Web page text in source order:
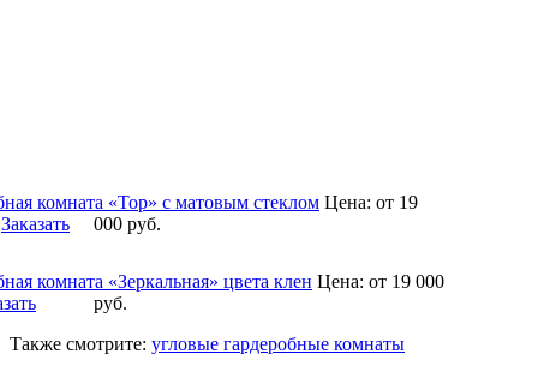
комната «Тор» с матовым стеклом Цена: от 19
000руб.
Заказать
комната «Зеркальная» цвета клен Цена: от 19 000
руб.
Также смотрите: угловые гардеробные комнаты